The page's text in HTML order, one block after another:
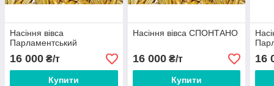
Насіння вівса
Парламентський
16 000 ₴/т
Купити
Насіння вівса СПОНТАНО
16 000₴/т
Купити
16